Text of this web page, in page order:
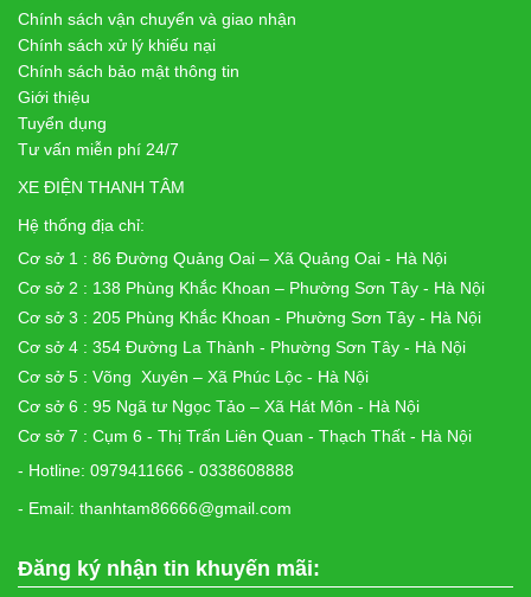
Chính sách vận chuyển và giao nhận
Chính sách xử lý khiếu nại
Chính sách bảo mật thông tin
Giới thiệu
Tuyển dụng
Tư vấn miễn phí 24/7
XE ĐIỆN THANH TÂM
Hệ thống địa chỉ:
Cơ sở 1 : 86 Đường Quảng Oai – Xã Quảng Oai - Hà Nội
Cơ sở 2 : 138 Phùng Khắc Khoan – Phường Sơn Tây - Hà Nội
Cơ sở 3 : 205 Phùng Khắc Khoan - Phường Sơn Tây - Hà Nội
Cơ sở 4 : 354 Đường La Thành - Phường Sơn Tây - Hà Nội
Cơ sở 5 : Võng Xuyên – Xã Phúc Lộc - Hà Nội
Cơ sở 6 : 95 Ngã tư Ngọc Tảo – Xã Hát Môn - Hà Nội
Cơ sở 7 : Cụm 6 - Thị Trấn Liên Quan - Thạch Thất - Hà Nội
- Hotline: 0979411666 - 0338608888
- Email: thanhtam86666@gmail.com
Đăng ký nhận tin khuyến mãi: